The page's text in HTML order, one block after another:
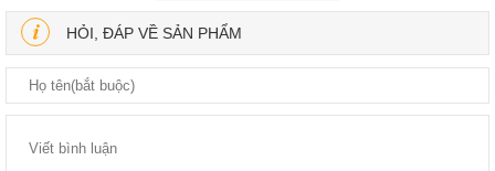
HỎI, ĐÁP VỀ SẢN PHẨM